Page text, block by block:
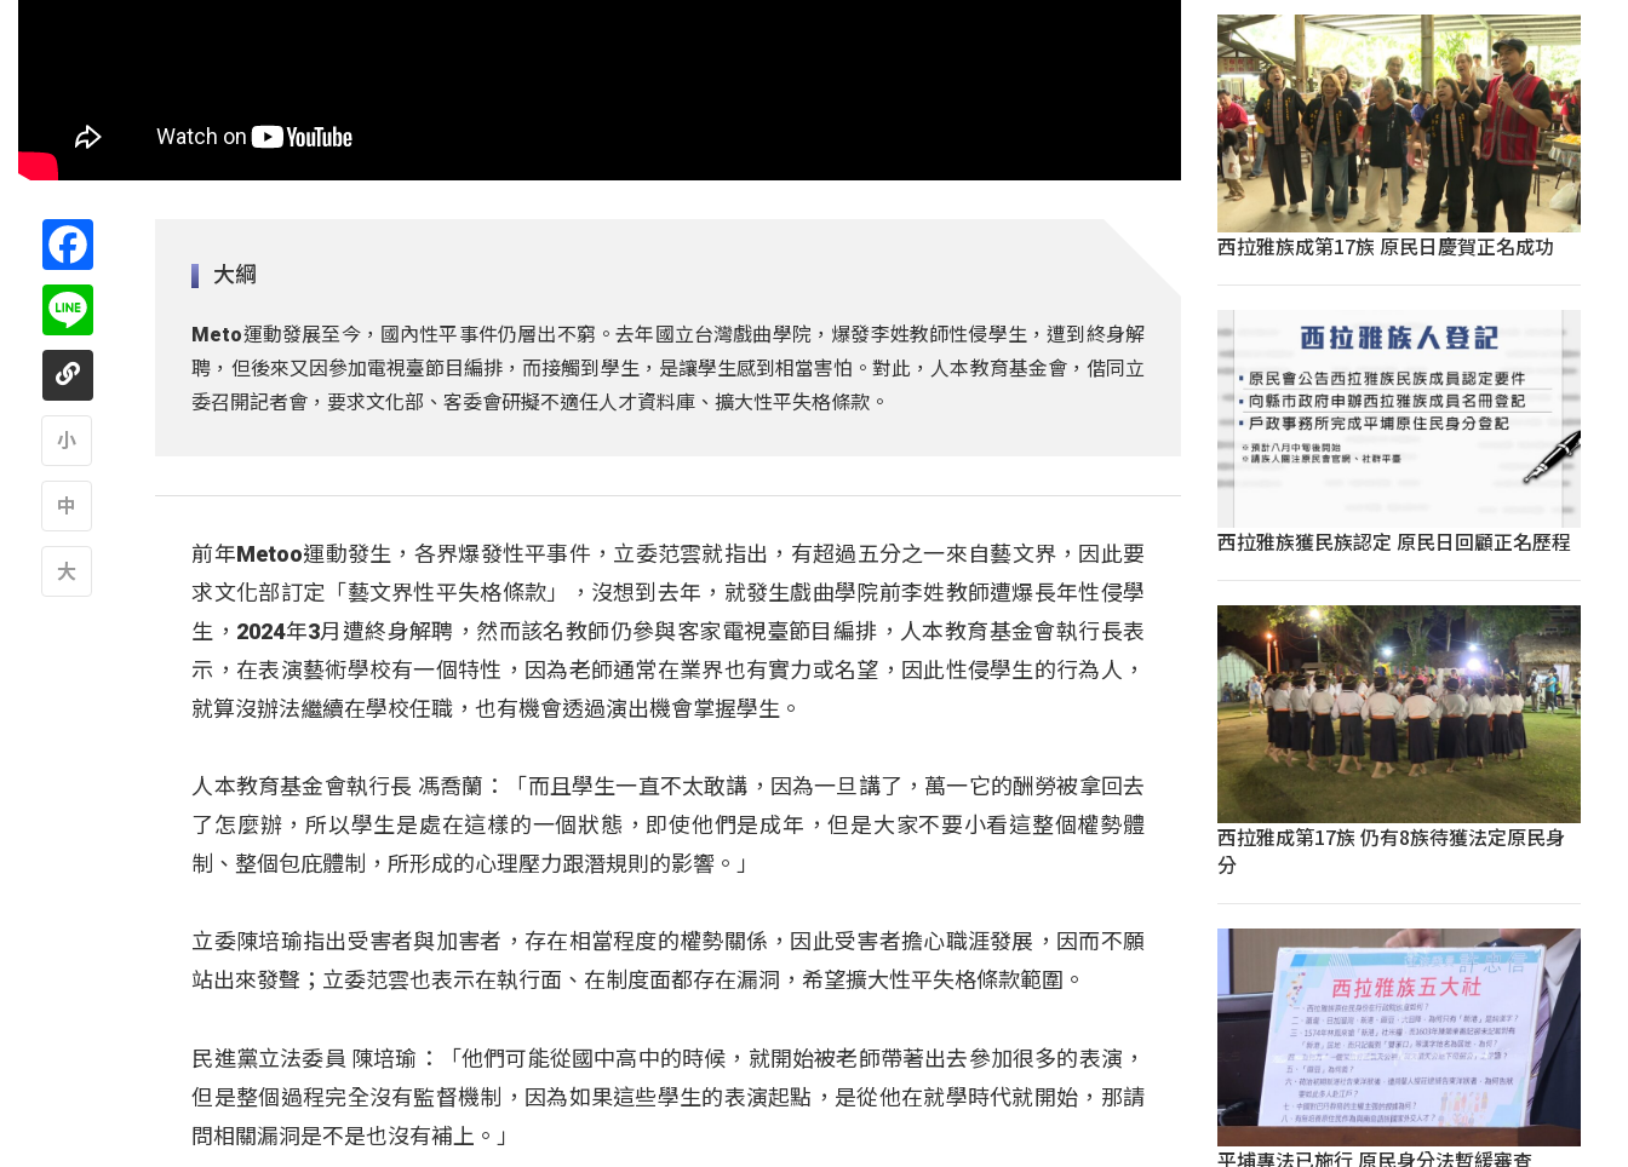
大綱
Meto運動發展至今，國內性平事件仍層出不窮。去年國立台灣戲曲學院，爆發李姓教師性侵學生，遭到終身解
聘，但後來又因參加電視臺節目編排，而接觸到學生，是讓學生感到相當害怕。對此，人本教育基金會，偕同立
委召開記者會，要求文化部、客委會研擬不適任人才資料庫、擴大性平失格條款。
前年Metoo運動發生，各界爆發性平事件，立委范雲就指出，有超過五分之一來自藝文界，因此要
求文化部訂定「藝文界性平失格條款」，沒想到去年，就發生戲曲學院前李姓教師遭爆長年性侵學
生，2024年3月遭終身解聘，然而該名教師仍參與客家電視臺節目編排，人本教育基金會執行長表
示，在表演藝術學校有一個特性，因為老師通常在業界也有實力或名望，因此性侵學生的行為人，
就算沒辦法繼續在學校任職，也有機會透過演出機會掌握學生。
人本教育基金會執行長 馮喬蘭：「而且學生一直不太敢講，因為一旦講了，萬一它的酬勞被拿回去
了怎麼辦，所以學生是處在這樣的一個狀態，即使他們是成年，但是大家不要小看這整個權勢體
制、整個包庇體制，所形成的心理壓力跟潛規則的影響。」
立委陳培瑜指出受害者與加害者，存在相當程度的權勢關係，因此受害者擔心職涯發展，因而不願
站出來發聲；立委范雲也表示在執行面、在制度面都存在漏洞，希望擴大性平失格條款範圍。
民進黨立法委員 陳培瑜：「他們可能從國中高中的時候，就開始被老師帶著出去參加很多的表演，
但是整個過程完全沒有監督機制，因為如果這些學生的表演起點，是從他在就學時代就開始，那請
問相關漏洞是不是也沒有補上。」
西拉雅族成第17族 原民日慶賀正名成功
西拉雅族獲民族認定 原民日回顧正名歷程
西拉雅成第17族 仍有8族待獲法定原民身
分
平埔專法已施行 原民身分法暫緩審查